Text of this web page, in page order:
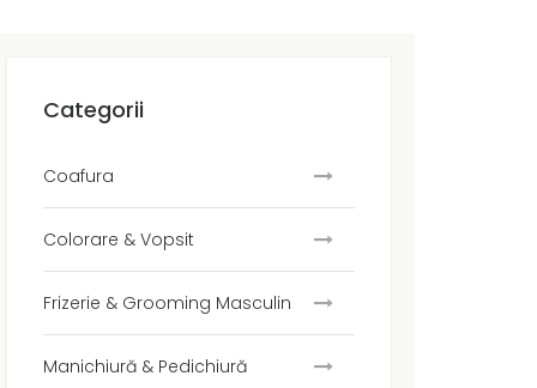
Categorii
Coafura
Colorare & Vopsit
Frizerie & Grooming Masculin
Manichiură & Pedichiură